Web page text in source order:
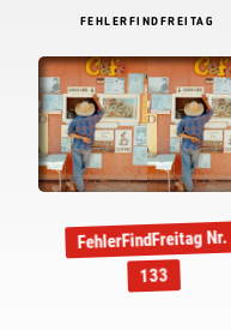
FEHLERFINDFREITAG
FehlerFindFreitag Nr.
133